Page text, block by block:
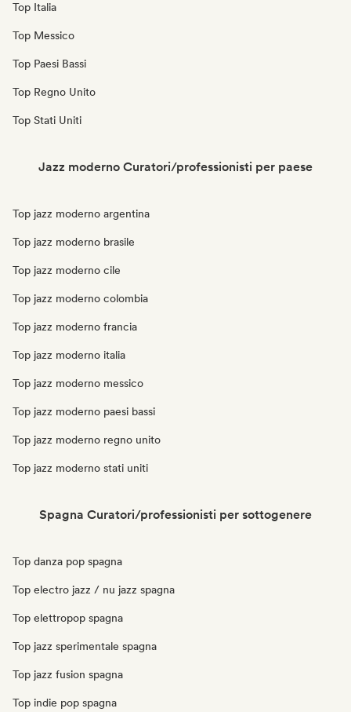
Top Italia
Top Messico
Top Paesi Bassi
Top Regno Unito
Top Stati Uniti
Jazz moderno Curatori/professionisti per paese
Top jazz moderno argentina
Top jazz moderno brasile
Top jazz moderno cile
Top jazz moderno colombia
Top jazz moderno francia
Top jazz moderno italia
Top jazz moderno messico
Top jazz moderno paesi bassi
Top jazz moderno regno unito
Top jazz moderno stati uniti
Spagna Curatori/professionisti per sottogenere
Top danza pop spagna
Top electro jazz / nu jazz spagna
Top elettropop spagna
Top jazz sperimentale spagna
Top jazz fusion spagna
Top indie pop spagna